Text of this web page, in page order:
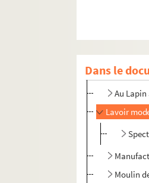
Dans le
Le Grand
Historial
Au
Lavoir
Moulin